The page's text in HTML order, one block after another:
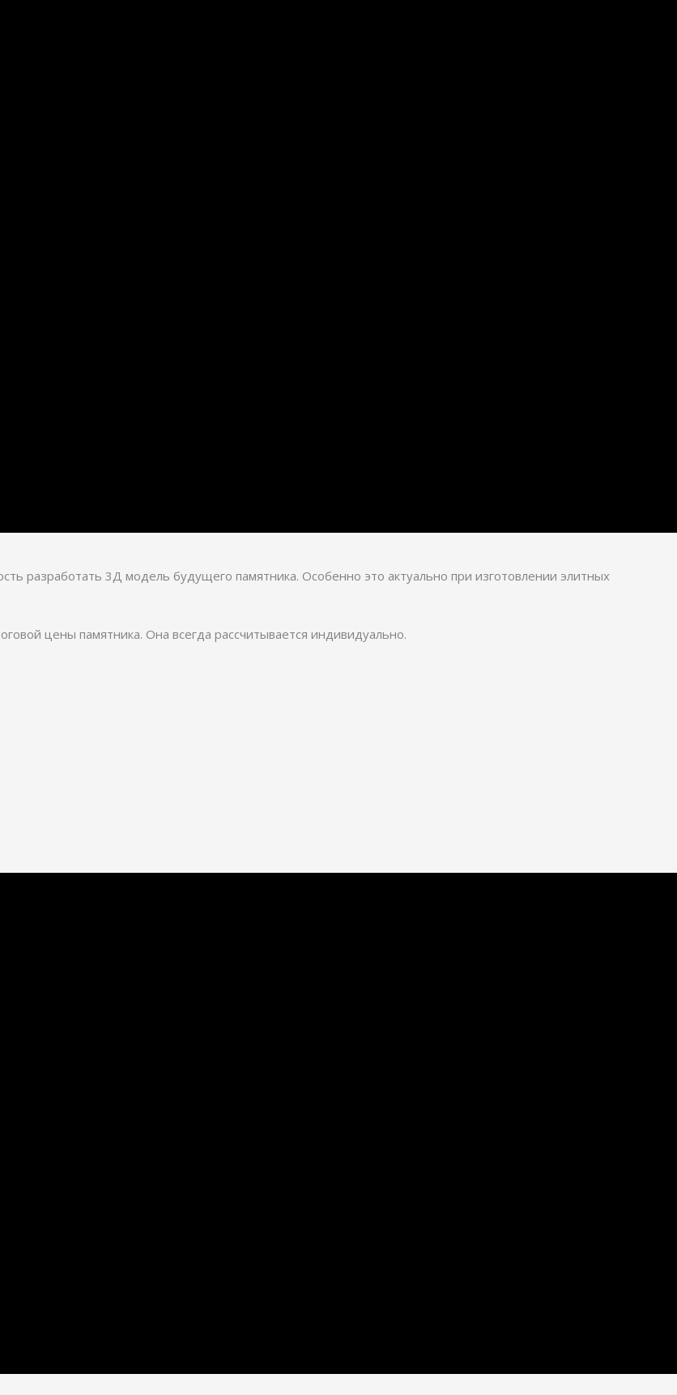
разработать 3Д модель будущего памятника. Особенно это актуально при изготовлении элитных
цены памятника. Она всегда рассчитывается индивидуально.